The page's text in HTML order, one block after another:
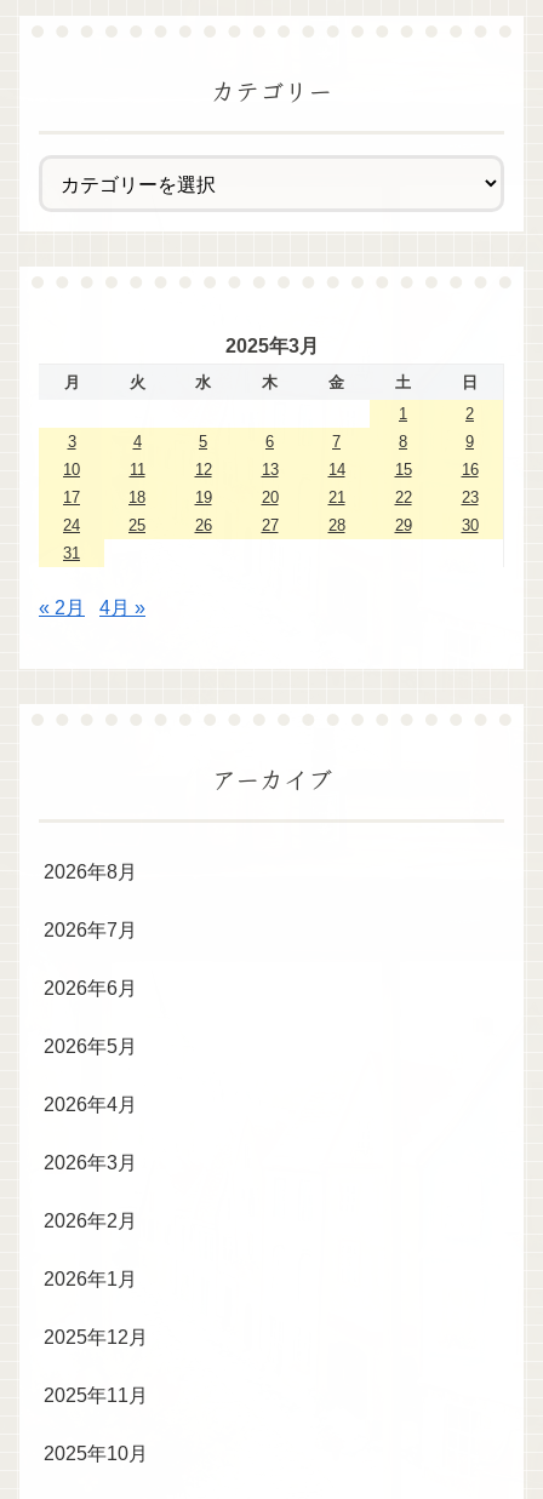
カテゴリー
2025年3月
月 火 水 木 金 土
日
1
2
3
4 5 6 7 8
9
10
11 12 13 14 15
16
17
18 19 20 21 22
23
24
25 26 27 28 29
30
31
« 2月 4月 »
アーカイブ
2026年8月
2026年7月
2026年6月
2026年5月
2026年4月
2026年3月
2026年2月
2026年1月
2025年12月
2025年11月
2025年10月